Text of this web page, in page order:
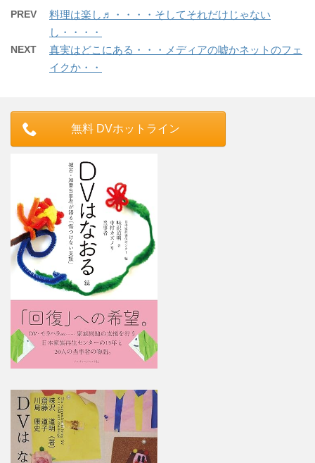
PREV
料理は楽し♬・・・・そしてそれだけじゃない
し・・・・
NEXT
真実はどこにある・・・メディアの嘘かネットのフェ
イクか・・
無料 DVホットライン